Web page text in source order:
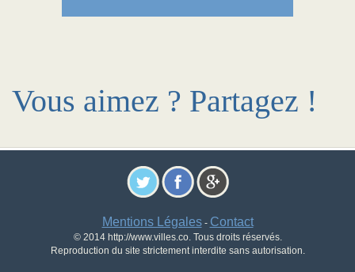
Vous aimez ? Partagez !
Mentions Légales- Contact
© 2014 http://www.villes.co. Tous droits réservés.
Reproduction du site strictement interdite sans autorisation.